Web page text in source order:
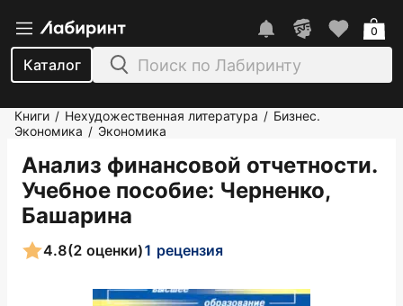
Каталог
0
Книги / Нехудожественная литература / Бизнес.
Экономика / Экономика
Анализ финансовой отчетности.
Учебное пособие: Черненко,
Башарина
4.8(2 оценки)1 рецензия